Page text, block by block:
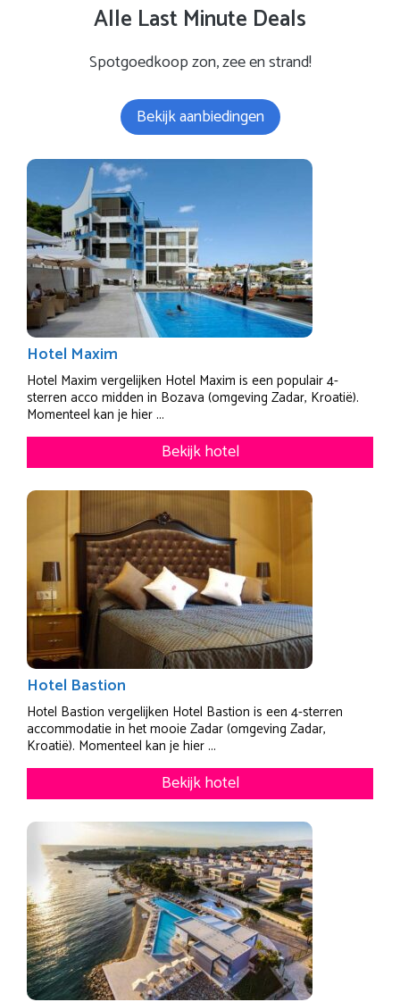
Alle Last Minute Deals
Spotgoedkoop zon, zee en strand!
Bekijk aanbiedingen
Hotel Maxim
Hotel Maxim vergelijken Hotel Maxim is een populair 4-
sterren acco midden in Bozava (omgeving Zadar, Kroatië).
Momenteel kan je hier ...
Bekijk hotel
Hotel Bastion
Hotel Bastion vergelijken Hotel Bastion is een 4-sterren
accommodatie in het mooie Zadar (omgeving Zadar,
Kroatië). Momenteel kan je hier ...
Bekijk hotel